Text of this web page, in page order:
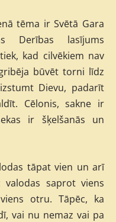
tēma ir Svētā Gara
Derības lasījums
kad cilvēkiem nav
būvēt torni līdz
Dievu, padarīt
Cēlonis, sakne ir
ir šķelšanās un
tāpat vien un arī
saprot viens
otru. Tāpēc, ka
vai nu nemaz vai pa